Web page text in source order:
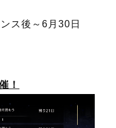
ス後～6月30日
！